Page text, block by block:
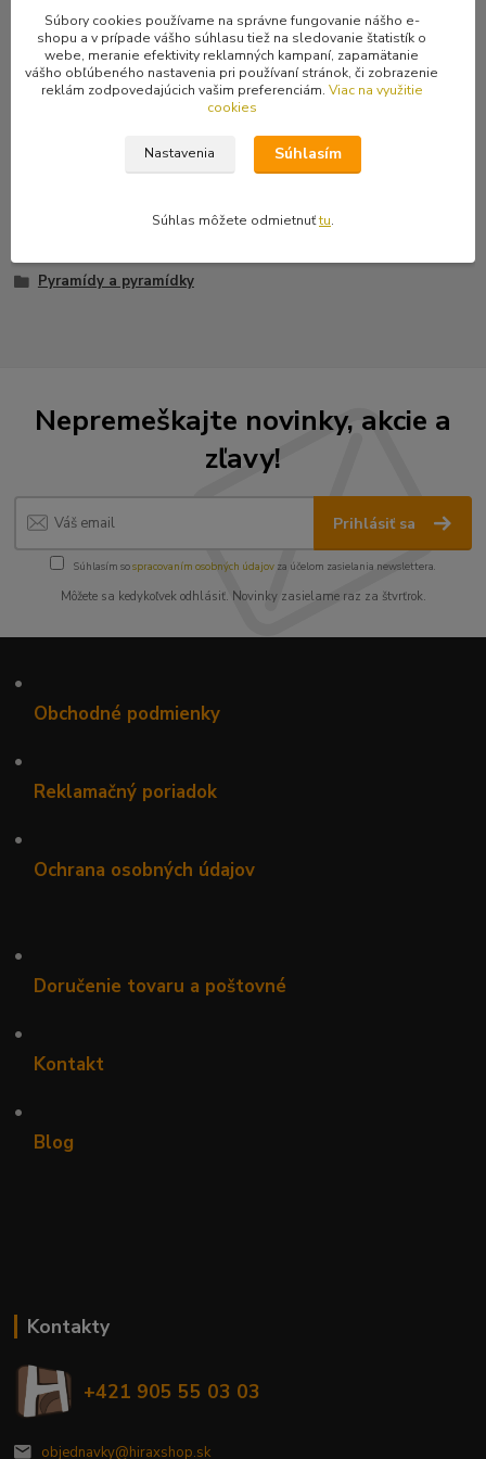
Kompletné špecifikácie
Vybíjanec na killer, obojok, opasok, bundu či vestu... Vyrobené zo
zliatiny, povrchová úprava farbou.
Tovar zaradený v kategóriách
Pyramídy a pyramídky
Nepremeškajte novinky, akcie a
zľavy!
Prihlásiť sa
Súhlasím sospracovaním osobných údajov za účelom zasielania newslettera.
Môžete sa kedykoľvek odhlásiť. Novinky zasielame raz za štvrťrok.
•
Obchodné podmienky
•
Reklamačný poriadok
•
Ochrana osobných údajov
•
Doručenie tovaru a poštovné
•
Kontakt
•
Blog
Kontakty
+421 905 55 03 03
objednavky@hiraxshop.sk
Súbory cookies používame na správne fungovanie nášho e-
shopu a v prípade vášho súhlasu tiež na sledovanie štatistík o
webe, meranie efektivity reklamných kampaní, zapamätanie
vášho obľúbeného nastavenia pri používaní stránok, či zobrazenie
reklám zodpovedajúcich vašim preferenciám. Viac na využitie
cookies
Nastavenia Súhlasím
Súhlas môžete odmietnuťtu.